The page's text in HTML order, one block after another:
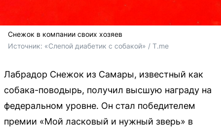
Снежок в компании своих хозяев
Источник: «Слепой диабетик с собакой» / T.me
Лабрадор Снежок из Самары, известный как
собака-поводырь, получил высшую награду на
федеральном уровне. Он стал победителем
премии «Мой ласковый и нужный зверь» в